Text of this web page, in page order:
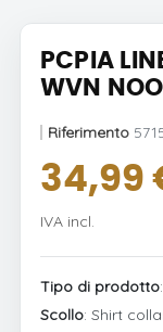
PCPIA
WVN
Riferimento
34,99
IVA incl.
Tipo di prodotto
Scollo: Shirt